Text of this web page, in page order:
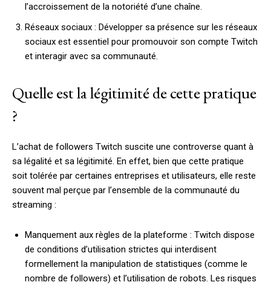
l’accroissement de la notoriété d’une chaîne.
Réseaux sociaux : Développer sa présence sur les réseaux
sociaux est essentiel pour promouvoir son compte Twitch
et interagir avec sa communauté.
Quelle est la légitimité de cette pratique
?
L’achat de followers Twitch suscite une controverse quant à
sa légalité et sa légitimité. En effet, bien que cette pratique
soit tolérée par certaines entreprises et utilisateurs, elle reste
souvent mal perçue par l’ensemble de la communauté du
streaming :
Manquement aux règles de la plateforme : Twitch dispose
de conditions d’utilisation strictes qui interdisent
formellement la manipulation de statistiques (comme le
nombre de followers) et l’utilisation de robots. Les risques